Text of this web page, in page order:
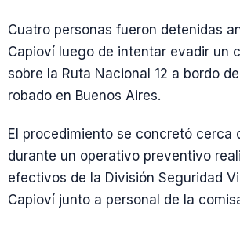
Cuatro personas fueron detenidas
Capioví luego de intentar evadir un
sobre la Ruta Nacional 12 a bordo
robado en Buenos Aires.
El procedimiento se concretó cerca
durante un operativo preventivo
efectivos de la División Seguridad
Capioví junto a personal de la